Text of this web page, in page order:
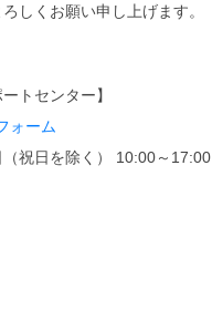
しくお願い申し上げます。
トセンター】
ォーム
祝日を除く） 10:00～17:00